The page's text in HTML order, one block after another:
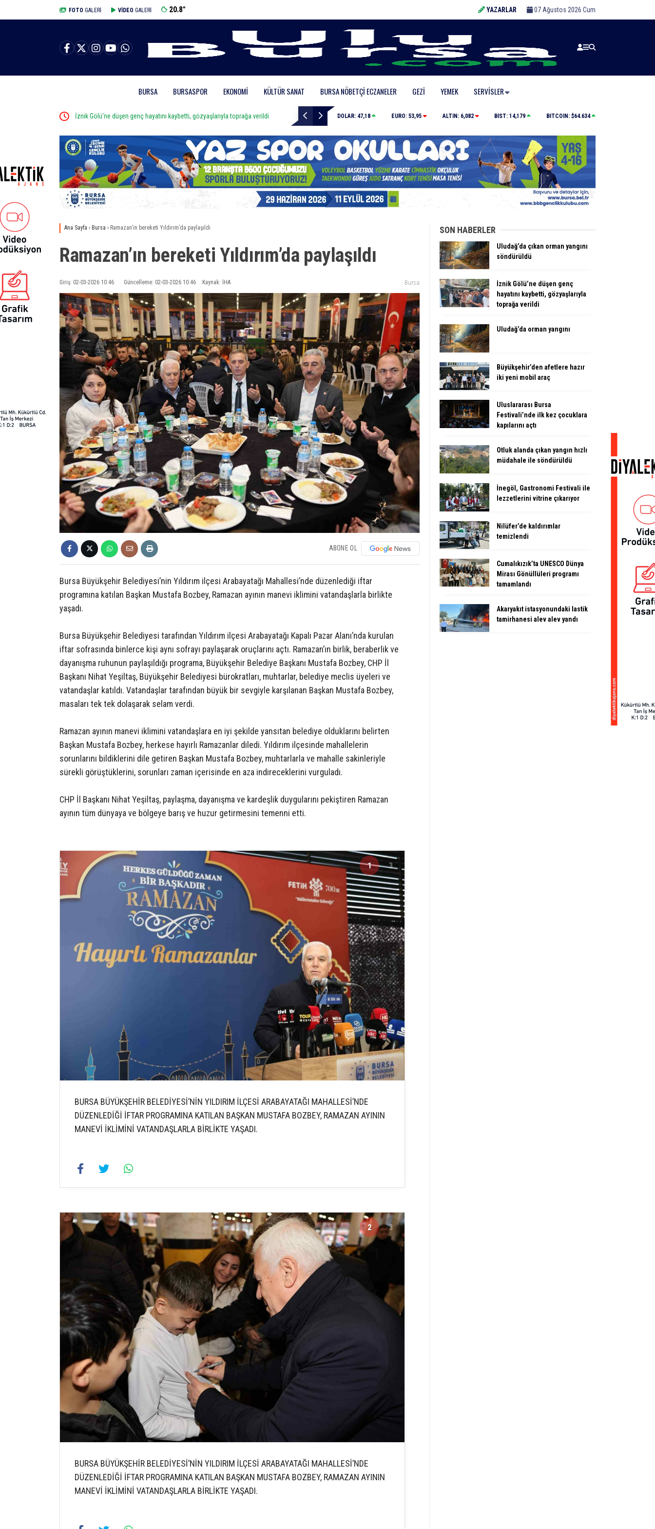
FOTO GALERİ VİDEO GALERİ 20.8° YAZARLAR 07 Ağustos 2026 Cum
BURSA BURSASPOR EKONOMI KÜLTÜR SANAT BURSA NÖBETÇI ECZANELER GEZI YEMEK SERVISLER
İznik Gölü’ne düşen genç hayatını kaybetti, gözyaşlarıyla toprağa verildi Uludağ’da orman yangını Büyükşehir’den afetlere hazır iki yeni mobil araç
DOLAR: 47,18 EURO: 53,95 ALTIN: 6,082 BIST: 14,179 BITCOIN: $64.634
Ana Sayfa › Bursa › Ramazan’ın bereketi Yıldırım’da paylaşıldı
Ramazan’ın bereketi Yıldırım’da paylaşıldı
Giriş: 02-03-2026 10:46 Güncelleme: 02-03-2026 10:46 Kaynak: İHA Bursa
ABONE OL
Bursa Büyükşehir Belediyesi’nin Yıldırım ilçesi Arabayatağı Mahallesi’nde düzenlediği iftar
programına katılan Başkan Mustafa Bozbey, Ramazan ayının manevi iklimini vatandaşlarla birlikte
yaşadı.
Bursa Büyükşehir Belediyesi tarafından Yıldırım ilçesi Arabayatağı Kapalı Pazar Alanı’nda kurulan
iftar sofrasında binlerce kişi aynı sofrayı paylaşarak oruçlarını açtı. Ramazan’ın birlik, beraberlik ve
dayanışma ruhunun paylaşıldığı programa, Büyükşehir Belediye Başkanı Mustafa Bozbey, CHP İl
Başkanı Nihat Yeşiltaş, Büyükşehir Belediyesi bürokratları, muhtarlar, belediye meclis üyeleri ve
vatandaşlar katıldı. Vatandaşlar tarafından büyük bir sevgiyle karşılanan Başkan Mustafa Bozbey,
masaları tek tek dolaşarak selam verdi.
Ramazan ayının manevi iklimini vatandaşlara en iyi şekilde yansıtan belediye olduklarını belirten
Başkan Mustafa Bozbey, herkese hayırlı Ramazanlar diledi. Yıldırım ilçesinde mahallelerin
sorunlarını bildiklerini dile getiren Başkan Mustafa Bozbey, muhtarlarla ve mahalle sakinleriyle
sürekli görüştüklerini, sorunları zaman içerisinde en aza indireceklerini vurguladı.
CHP İl Başkanı Nihat Yeşiltaş, paylaşma, dayanışma ve kardeşlik duygularını pekiştiren Ramazan
ayının tüm dünyaya ve bölgeye barış ve huzur getirmesini temenni etti.
1 3
BURSA BÜYÜKŞEHİR BELEDİYESİ’NİN YILDIRIM İLÇESİ ARABAYATAĞI MAHALLESİ’NDE
DÜZENLEDİĞİ İFTAR PROGRAMINA KATILAN BAŞKAN MUSTAFA BOZBEY, RAMAZAN AYININ
MANEVİ İKLİMİNİ VATANDAŞLARLA BİRLİKTE YAŞADI.
2 3
BURSA BÜYÜKŞEHİR BELEDİYESİ’NİN YILDIRIM İLÇESİ ARABAYATAĞI MAHALLESİ’NDE
DÜZENLEDİĞİ İFTAR PROGRAMINA KATILAN BAŞKAN MUSTAFA BOZBEY, RAMAZAN AYININ
MANEVİ İKLİMİNİ VATANDAŞLARLA BİRLİKTE YAŞADI.
SON HABERLER
Uludağ’da çıkan orman yangını
söndürüldü
İznik Gölü’ne düşen genç
hayatını kaybetti, gözyaşlarıyla
toprağa verildi
Uludağ’da orman yangını
Büyükşehir’den afetlere hazır
iki yeni mobil araç
Uluslararası Bursa
Festivali’nde ilk kez çocuklara
kapılarını açtı
Otluk alanda çıkan yangın hızlı
müdahale ile söndürüldü
İnegöl, Gastronomi Festivali ile
lezzetlerini vitrine çıkarıyor
Nilüfer’de kaldırımlar
temizlendi
Cumalıkızık’ta UNESCO Dünya
Mirası Gönüllüleri programı
tamamlandı
Akaryakıt istasyonundaki lastik
tamirhanesi alev alev yandı